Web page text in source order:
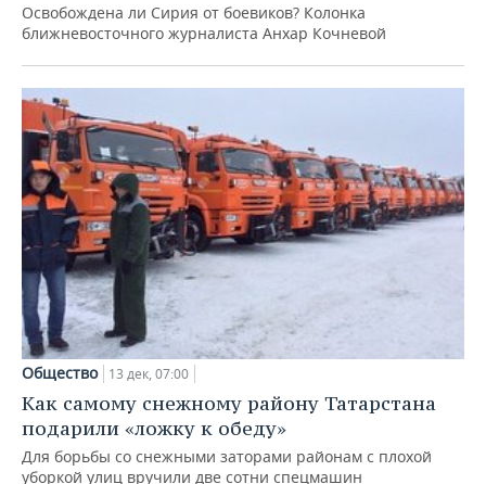
Освобождена ли Сирия от боевиков? Колонка
ближневосточного журналиста Анхар Кочневой
Общество 13 дек, 07:00
Как самому снежному району Татарстана
подарили «ложку к обеду»
Для борьбы со снежными заторами районам с плохой
уборкой улиц вручили две сотни спецмашин